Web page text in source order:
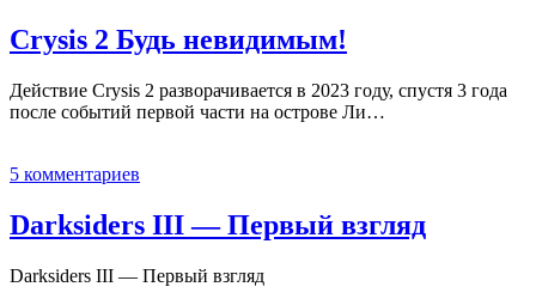
Crysis 2 Будь невидимым!
Действие Crysis 2 разворачивается в 2023 году, спустя 3 года
после событий первой части на острове Ли…
5 комментариев
Darksiders III — Первый взгляд
Darksiders III — Первый взгляд